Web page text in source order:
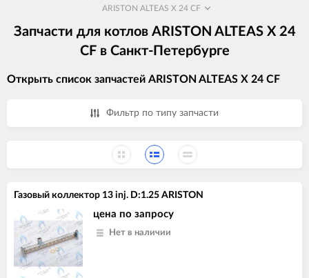
ARISTON ALTEAS X 24 CF
Запчасти для котлов ARISTON ALTEAS X 24
CF в Санкт-Петербурге
Открыть список запчастей ARISTON ALTEAS X 24 CF
Фильтр по типу запчасти
Газовый коллектор 13 inj. D:1.25 ARISTON
цена по запросу
Нет в наличии